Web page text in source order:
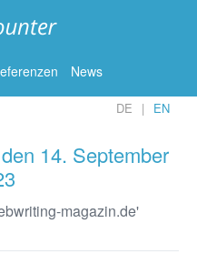
News
DE EN
14. September
magazin.de'